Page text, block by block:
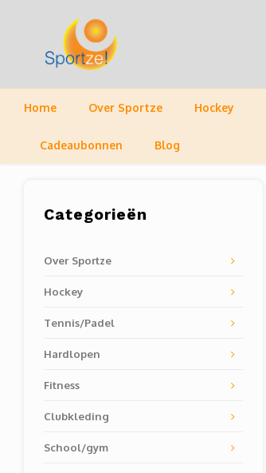
Home Over Sportze Hockey
Cadeaubonnen Blog
Categorieën
Over Sportze
Hockey
Tennis/Padel
Hardlopen
Fitness
Clubkleding
School/gym